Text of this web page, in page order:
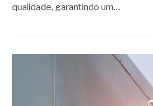
qualidade, garantindo um…